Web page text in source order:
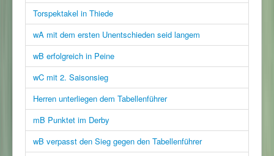
Torspektakel in Thiede
wA mit dem ersten Unentschieden seid langem
wB erfolgreich in Peine
wC mit 2. Saisonsieg
Herren unterliegen dem Tabellenführer
mB Punktet im Derby
wB verpasst den Sieg gegen den Tabellenführer